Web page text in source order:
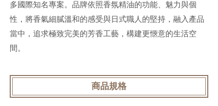
多國際知名專案。品牌依照香氛精油的功能、魅力與個
性，將香氣細膩溫和的感受與日式職人的堅持，融入產品
當中，追求極致完美的芳香工藝，構建更愜意的生活空
間。
商品規格